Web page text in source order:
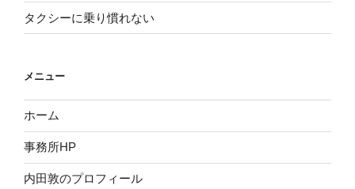
タクシーに乗り慣れない
メニュー
ホーム
事務所HP
内田敦のプロフィール